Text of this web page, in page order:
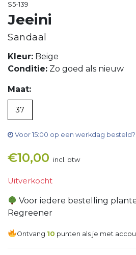
S5-139
Jeeini
Sandaal
Kleur: Beige
Conditie: Zo goed als nieuw
Maat:
37
Voor 15:00 op een werkdag besteld?
€10,00 incl. btw
Uitverkocht
Voor iedere bestelling
Regreener
Ontvang 10 punten als je met